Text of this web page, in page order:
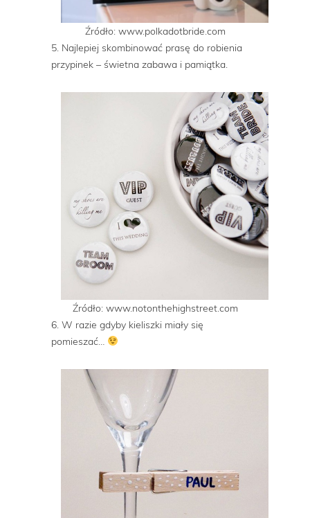
Źródło: www.polkadotbride.com
5. Najlepiej skombinować prasę do robienia
przypinek – świetna zabawa i pamiątka.
Źródło: www.notonthehighstreet.com
6. W razie gdyby kieliszki miały się
pomieszać…